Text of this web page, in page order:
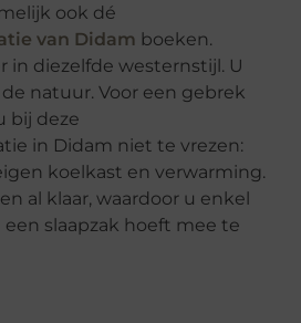
ook dé
van Didam boeken.
in diezelfde westernstijl. U
natuur. Voor een gebrek
bij deze
in Didam niet te vrezen:
koelkast en verwarming.
al klaar, waardoor u enkel
slaapzak hoeft mee te